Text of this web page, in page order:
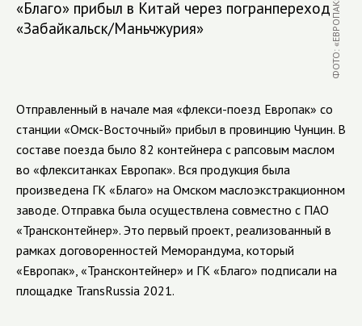
«Благо» прибыл в Китай через погранпереход
«Забайкальск/Маньчжурия»
ФОТО: «ЕВРОПАК»
Отправленный в начале мая «флекси-поезд Европак» со
станции «Омск-Восточный» прибыл в провинцию Чунцин. В
составе поезда было 82 контейнера с рапсовым маслом
во «флекситанках Европак». Вся продукция была
произведена ГК «Благо» на Омском маслоэкстракционном
заводе. Отправка была осуществлена совместно с ПАО
«Трансконтейнер». Это первый проект, реализованный в
рамках договоренностей Меморандума, который
«Европак», «Трансконтейнер» и ГК «Благо» подписали на
площадке TransRussia 2021.